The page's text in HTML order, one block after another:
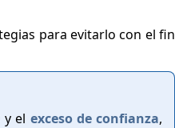
para evitarlo con el fin
y el exceso de confianza,